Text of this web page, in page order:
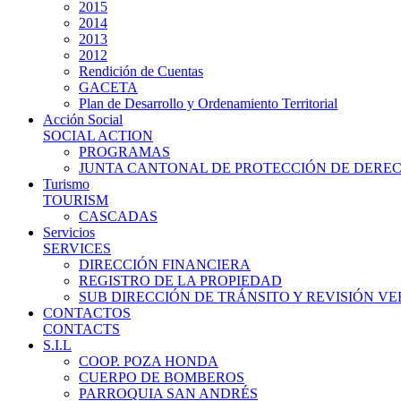
2015
2014
2013
2012
Rendición de Cuentas
GACETA
Plan de Desarrollo y Ordenamiento Territorial
Acción Social
SOCIAL ACTION
PROGRAMAS
JUNTA CANTONAL DE PROTECCIÓN DE
Turismo
TOURISM
CASCADAS
Servicios
SERVICES
DIRECCIÓN FINANCIERA
REGISTRO DE LA PROPIEDAD
SUB DIRECCIÓN DE TRÁNSITO Y REVISIÓN
CONTACTOS
CONTACTS
S.I.L
COOP. POZA HONDA
CUERPO DE BOMBEROS
PARROQUIA SAN ANDRÉS